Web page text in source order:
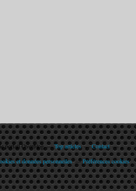
portail Overblog Top articles
Contact
et données personnelles Préférences cookies